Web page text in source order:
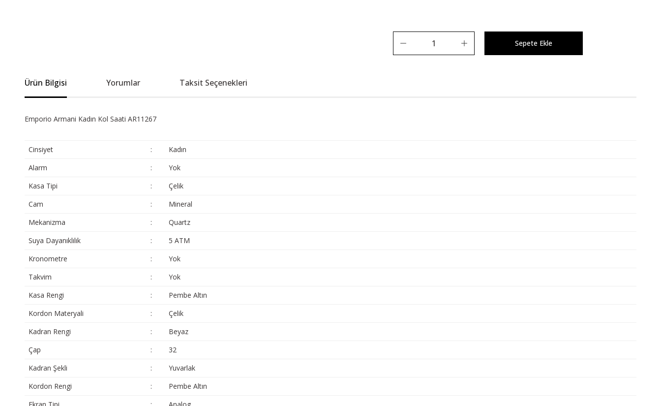
Sepete Ekle
Ürün Bilgisi Yorumlar Taksit Seçenekleri
Emporio Armani Kadın Kol Saati AR11267
Cinsiyet :
Kadın
Alarm
:
Yok
Kasa Tipi
:
Çelik
Cam
:
Mineral
Mekanizma
:
Quartz
Suya Dayanıklılık
:
5 ATM
Kronometre
:
Yok
Takvim
:
Yok
Kasa Rengi
:
Pembe Altın
Kordon Materyali
:
Çelik
Kadran Rengi
:
Beyaz
Çap
:
32
Kadran Şekli
:
Yuvarlak
Kordon Rengi
:
Pembe Altın